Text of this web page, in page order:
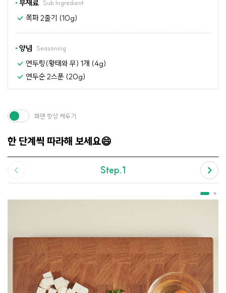
부재료 Sub Ingredient
쪽파 2줄기 (10g)
양념 Seasoning
연두링(황태와 무) 1개 (4g)
연두순 2스푼 (20g)
한 단계씩 따라해 보세요😄
화면 항상 켜두기
Step.1